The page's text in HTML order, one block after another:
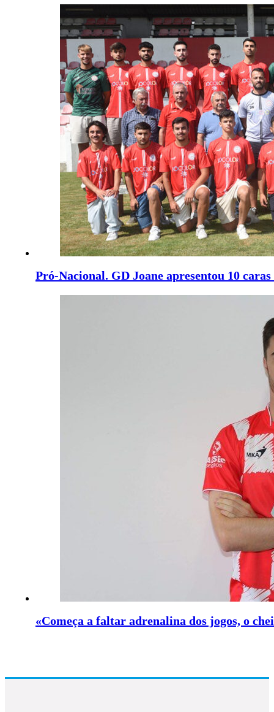
Pró-Nacional. GD Joane apresentou 10
«Começa a faltar adrenalina dos jogos, o